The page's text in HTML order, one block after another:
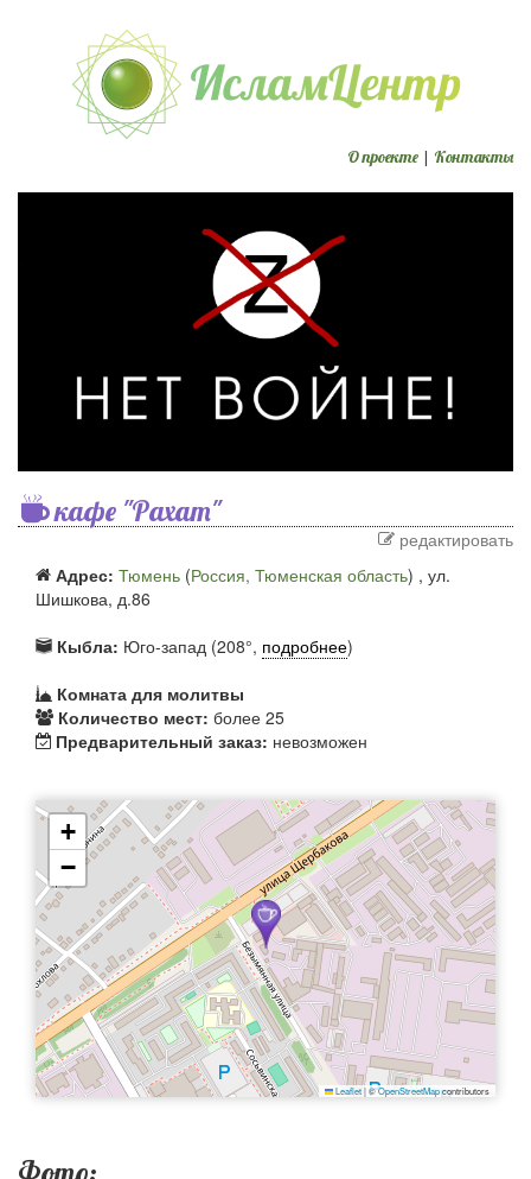
О проекте | Контакты
кафе "Рахат"
редактировать
Адрес: Тюмень (Россия, Тюменская область) , ул.
Шишкова, д.86
Кыбла: Юго-запад (208°, подробнее)
Комната для молитвы
Количество мест: более 25
Предварительный заказ: невозможен
+
−
Leaflet|©OpenStreetMapcontributors